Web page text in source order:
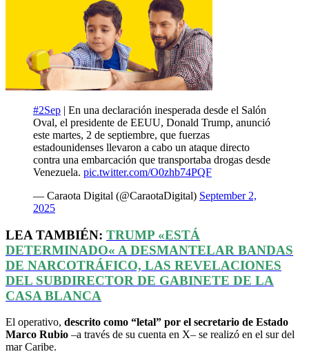
#2Sep | En una declaración inesperada desde el Salón
Oval, el presidente de EEUU, Donald Trump, anunció
este martes, 2 de septiembre, que fuerzas
estadounidenses llevaron a cabo un ataque directo
contra una embarcación que transportaba drogas desde
Venezuela. pic.twitter.com/O0zhb74PQF
— Caraota Digital (@CaraotaDigital) September 2,
2025
LEA TAMBIÉN: TRUMP «ESTÁ
DETERMINADO« A DESMANTELAR BANDAS
DE NARCOTRÁFICO, LAS REVELACIONES
DEL SUBDIRECTOR DE GABINETE DE LA
CASA BLANCA
El operativo, descrito como “letal” por el secretario de Estado
Marco Rubio –a través de su cuenta en X– se realizó en el sur del
mar Caribe.